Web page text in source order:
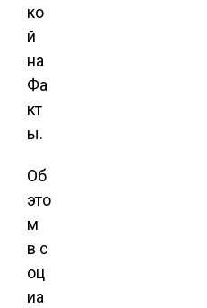
ко
й
на
Фа
кт
ы.
Об
это
м
в с
оц
иа